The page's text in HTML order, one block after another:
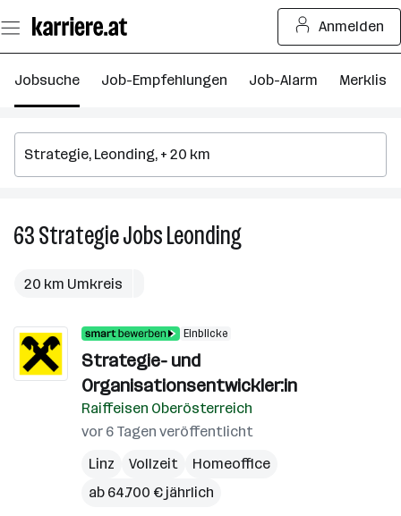
Seiteninhalt
springen
Anmelden
Jobsuche Job-Empfehlungen Job-Alarm Merkliste
63StrategieJobsLeonding63
Strategie
20 km Umkreis
Einblicke
Strategie- und
Organisationsentwickler:in
Raiffeisen Oberösterreich
vor 6 Tagen veröffentlicht
Linz
Vollzeit
Homeoffice
ab 64.700 € jährlich